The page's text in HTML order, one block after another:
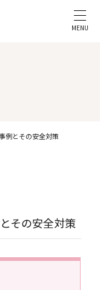
MENU
例とその安全対策
その安全対策